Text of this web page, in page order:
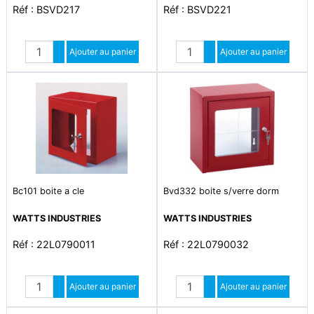
Réf : BSVD217
Quantité
Augmenter quantité
Diminuer quantité
Ajouter au panier
Réf : BSVD221
Quantité
Augmenter quantité
Diminuer quantité
Ajouter au panier
Bc101 boite a cle
WATTS INDUSTRIES
Réf : 22L0790011
Quantité
Augmenter quantité
Diminuer quantité
Ajouter au panier
Bvd332 boite s/verre dorm
WATTS INDUSTRIES
Réf : 22L0790032
Quantité
Augmenter quantité
Diminuer quantité
Ajouter au panier